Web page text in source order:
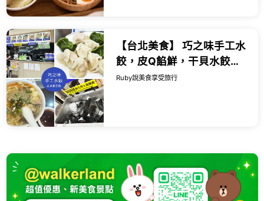
【台北美食】 巧之味手工水
餃，皮Q餡鮮，干貝水餃都
值得一試，酸辣湯也很推薦
Ruby說美食享受旅行